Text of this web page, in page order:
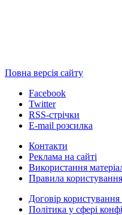
Повна версія сайту
Facebook
Twitter
RSS-стрічки
E-mail розсилка
Контакти
Реклама на сайті
Використання
Правила
Договір
Політика у сфері